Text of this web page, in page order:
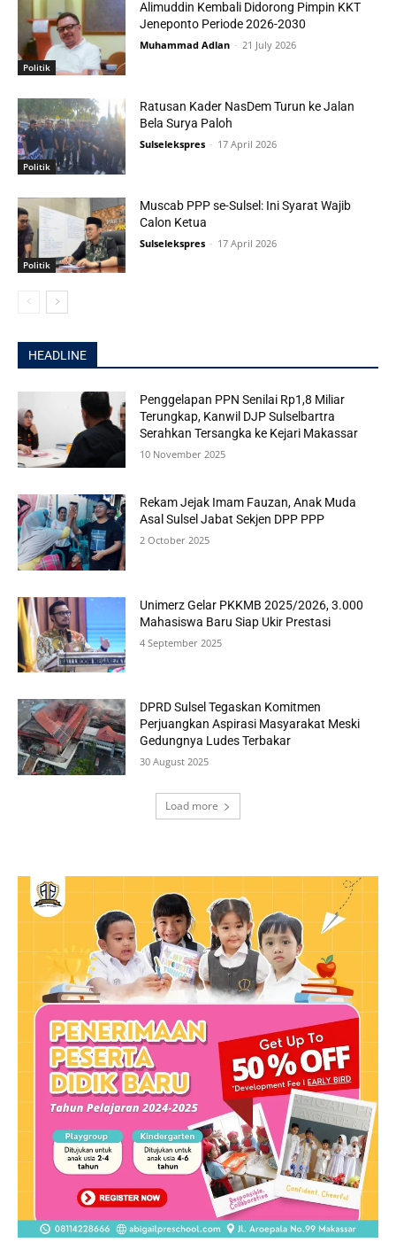
Politik
Alimuddin Kembali Didorong Pimpin KKT
Jeneponto Periode 2026-2030
Muhammad Adlan - 21 July 2026
Politik
Ratusan Kader NasDem Turun ke Jalan
Bela Surya Paloh
Sulselekspres - 17 April 2026
Politik
Muscab PPP se-Sulsel: Ini Syarat Wajib
Calon Ketua
Sulselekspres - 17 April 2026
HEADLINE
Penggelapan PPN Senilai Rp1,8 Miliar
Terungkap, Kanwil DJP Sulselbartra
Serahkan Tersangka ke Kejari Makassar
10 November 2025
Rekam Jejak Imam Fauzan, Anak Muda
Asal Sulsel Jabat Sekjen DPP PPP
2 October 2025
Unimerz Gelar PKKMB 2025/2026, 3.000
Mahasiswa Baru Siap Ukir Prestasi
4 September 2025
DPRD Sulsel Tegaskan Komitmen
Perjuangkan Aspirasi Masyarakat Meski
Gedungnya Ludes Terbakar
30 August 2025
Load more